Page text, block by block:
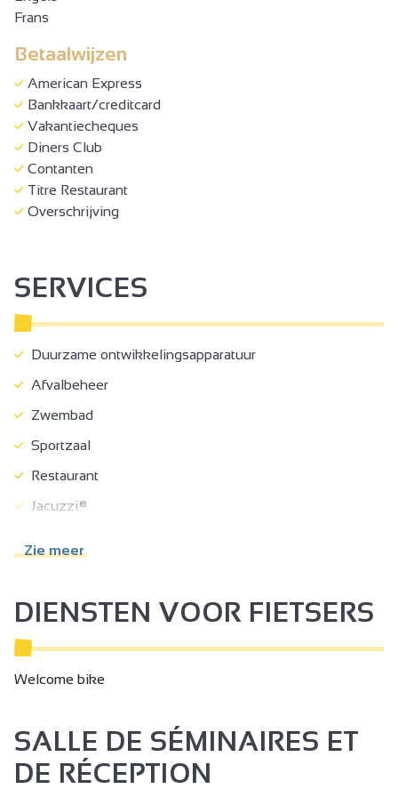
Frans
Betaalwijzen
American Express
Bankkaart/creditcard
Vakantiecheques
Diners Club
Contanten
Titre Restaurant
Overschrijving
SERVICES
Duurzame ontwikkelingsapparatuur
Afvalbeheer
Zwembad
Sportzaal
Restaurant
Jacuzzi®
Sauna
Tuin
Afdak voor fiets of mountainbike
Privé parkeerterrein
Ladestations voor elektrische voertuigen
Zie meer
DIENSTEN VOOR FIETSERS
Welcome bike
SALLE DE SÉMINAIRES ET
DE RÉCEPTION